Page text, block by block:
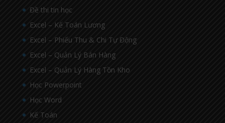
Đề thi tin học
Excel – Kế Toán Lương
Excel – Phiếu Thu & Chi Tự Động
Excel – Quản Lý Bán Hàng
Excel – Quản Lý Hàng Tồn Kho
Học Powerpoint
Học Word
Kế Toán